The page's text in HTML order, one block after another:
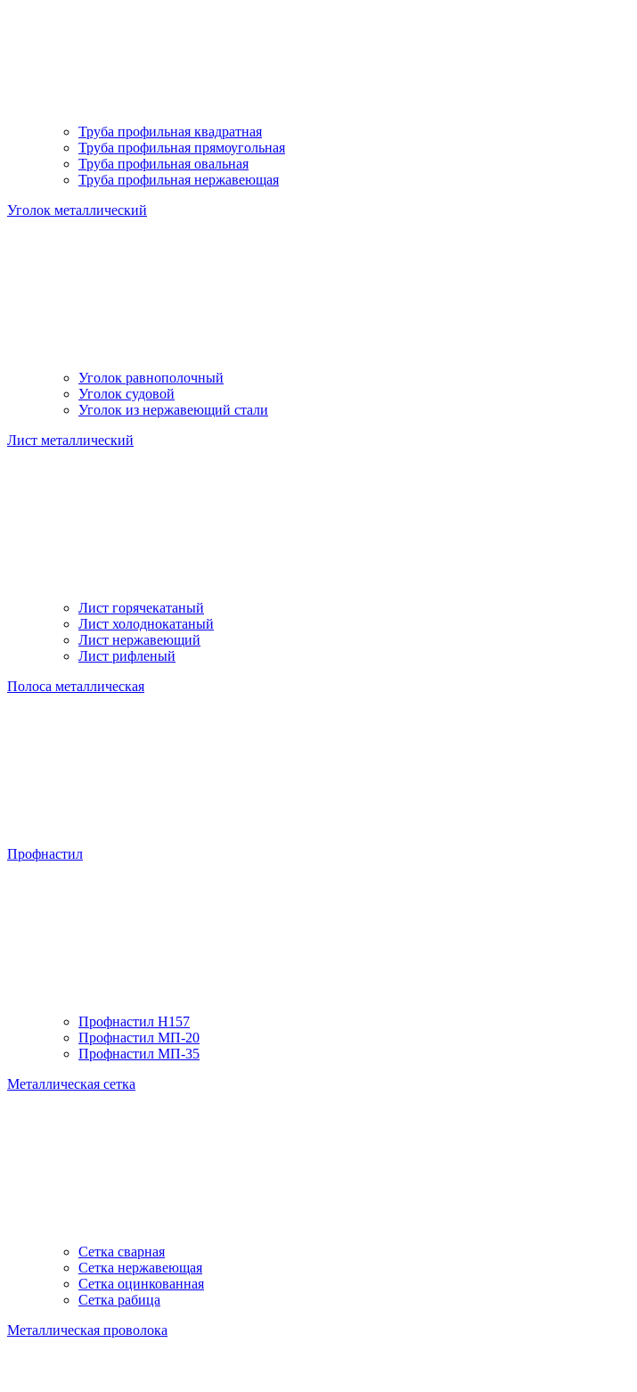
Труба профильная квадратная
Труба профильная прямоугольная
Труба профильная овальная
Труба профильная нержавеющая
Уголок металлический
Уголок равнополочный
Уголок судовой
Уголок из нержавеющий стали
Лист металлический
Лист горячекатаный
Лист холоднокатаный
Лист нержавеющий
Лист рифленый
Полоса металлическая
Профнастил
Профнастил H157
Профнастил МП-20
Профнастил МП-35
Металлическая сетка
Сетка сварная
Сетка нержавеющая
Сетка оцинкованная
Сетка рабица
Металлическая проволока